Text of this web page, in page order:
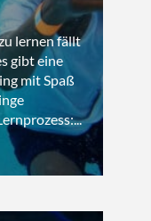
lernen fällt
gibt eine
mit Spaß